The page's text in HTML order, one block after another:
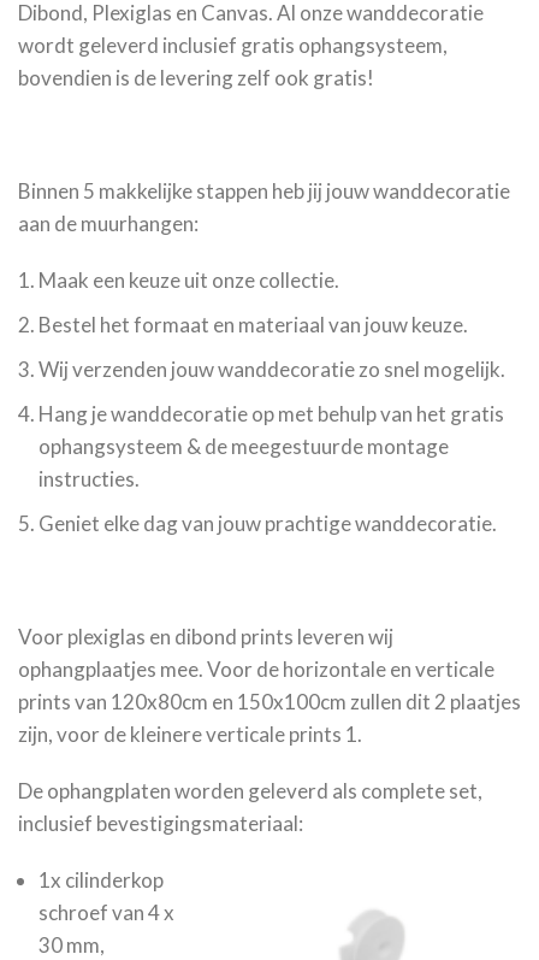
Dibond, Plexiglas en Canvas. Al onze wanddecoratie
wordt geleverd inclusief gratis ophangsysteem,
bovendien is de levering zelf ook gratis!
Binnen 5 makkelijke stappen heb jij jouw wanddecoratie
aan de muurhangen:
Maak een keuze uit onze collectie.
Bestel het formaat en materiaal van jouw keuze.
Wij verzenden jouw wanddecoratie zo snel mogelijk.
Hang je wanddecoratie op met behulp van het gratis
ophangsysteem & de meegestuurde montage
instructies.
Geniet elke dag van jouw prachtige wanddecoratie.
Voor plexiglas en dibond prints leveren wij
ophangplaatjes mee. Voor de horizontale en verticale
prints van 120x80cm en 150x100cm zullen dit 2 plaatjes
zijn, voor de kleinere verticale prints 1.
De ophangplaten worden geleverd als complete set,
inclusief bevestigingsmateriaal:
1x cilinderkop
schroef van 4 x
30 mm,